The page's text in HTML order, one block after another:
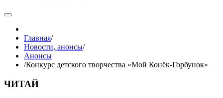
Главная/
Новости, анонсы/
Анонсы
/Конкурс детского творчества «Мой Конёк-Горбунок»
ЧИТАЙ